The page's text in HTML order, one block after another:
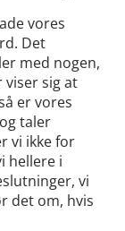
vores
Det
med nogen,
viser sig at
er vores
taler
vi ikke for
hellere i
vi
det om, hvis